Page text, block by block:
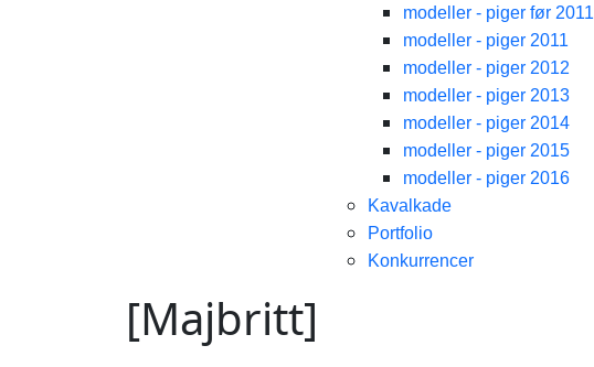
modeller - piger før 2011
modeller - piger 2011
modeller - piger 2012
modeller - piger 2013
modeller - piger 2014
modeller - piger 2015
modeller - piger 2016
Kavalkade
Portfolio
Konkurrencer
[Majbritt]